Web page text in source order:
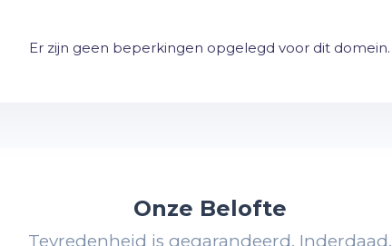
Er zijn geen beperkingen opgelegd voor dit domein.
Onze Belofte
Tevredenheid is gegarandeerd. Inderdaad.